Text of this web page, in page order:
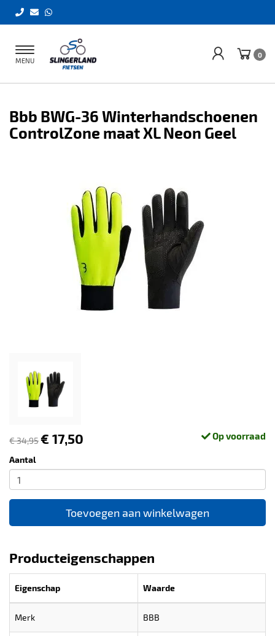
Toggle
navigation
MENU
0
Bbb BWG-36 Winterhandschoenen
ControlZone maat XL Neon Geel
€ 34,95€ 17,50 Op voorraad
Aantal
Toevoegen aan winkelwagen
Producteigenschappen
Eigenschap Waarde
Merk BBB